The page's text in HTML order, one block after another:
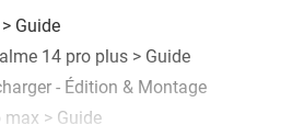
> Guide
14 pro plus > Guide
- Édition & Montage
max > Guide